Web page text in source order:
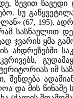
ზევით წავედი
სუ
(67, 195).
სასწაულით
ჯვარის ყმა
ანდრეზებში
იმ
შენდება
და მის